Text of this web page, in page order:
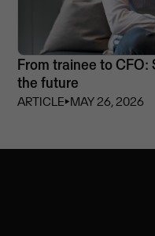
From trainee to
the future
ARTICLE⏵MAY 26, 2026